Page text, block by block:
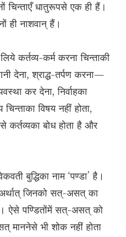
चिन्ताएँ धातुरूपसे एक ही हैं।
ही नाशवान् हैं।
कर्तव्य-कर्म करना चिन्ताकी
देना, श्राद्ध-तर्पण करना—
कर देना, निर्वाहका
विषय नहीं होता,
कर्तव्यका बोध होता है और
बुद्धिका नाम ‘पण्डा’ है।
अर्थात् जिनको सत्-असत् का
ऐसे पण्डितोंमें सत्-असत् को
माननेसे भी शोक नहीं होता